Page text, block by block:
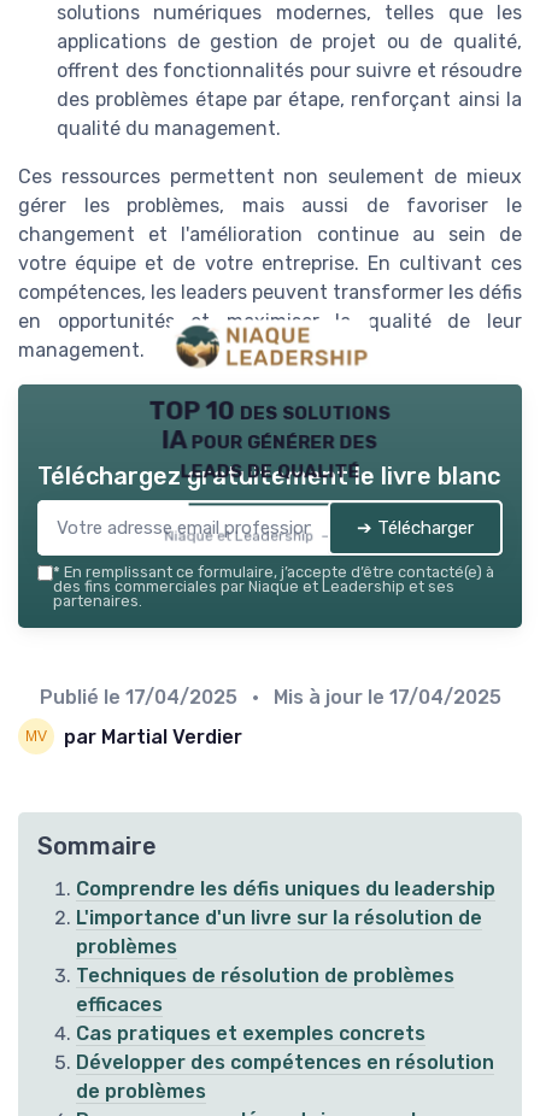
solutions numériques modernes, telles que les
applications de gestion de projet ou de qualité,
offrent des fonctionnalités pour suivre et résoudre
des problèmes étape par étape, renforçant ainsi la
qualité du management.
Ces ressources permettent non seulement de mieux
gérer les problèmes, mais aussi de favoriser le
changement et l'amélioration continue au sein de
votre équipe et de votre entreprise. En cultivant ces
compétences, les leaders peuvent transformer les défis
en opportunités et maximiser la qualité de leur
management.
TOP 10 des solutions
IA pour générer des
leads de qualité
Niaque et Leadership — 2026
Téléchargez gratuitement le livre blanc
➔ Télécharger
* En remplissant ce formulaire, j’accepte d’être contacté(e) à
des fins commerciales par Niaque et Leadership et ses
partenaires.
Publié le 17/04/2025 • Mis à jour le 17/04/2025
par Martial Verdier
Sommaire
Comprendre les défis uniques du leadership
L'importance d'un livre sur la résolution de
problèmes
Techniques de résolution de problèmes
efficaces
Cas pratiques et exemples concrets
Développer des compétences en résolution
de problèmes